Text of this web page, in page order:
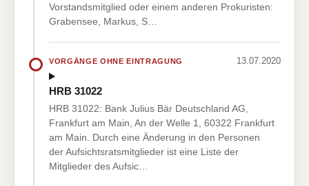
Vorstandsmitglied oder einem anderen Prokuristen:
Grabensee, Markus, S…
VORGÄNGE OHNE EINTRAGUNG 13.07.2020
HRB 31022
HRB 31022: Bank Julius Bär Deutschland AG,
Frankfurt am Main, An der Welle 1, 60322 Frankfurt
am Main. Durch eine Änderung in den Personen
der Aufsichtsratsmitglieder ist eine Liste der
Mitglieder des Aufsic…